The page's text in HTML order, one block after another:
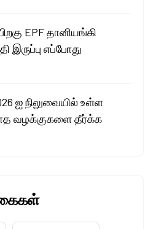
EPF தானியங்கி
இருப்பு எப்போது
ஐ நிலுவையில் உள்ள
வழக்குகளை தீர்க்க